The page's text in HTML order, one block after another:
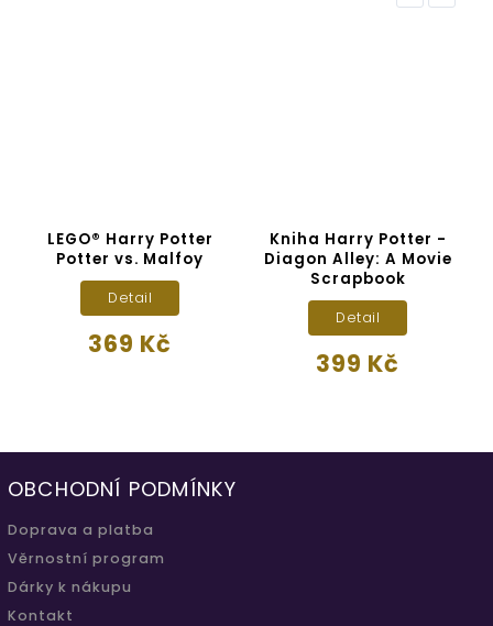
LEGO® Harry Potter
Potter vs. Malfoy
369 Kč
Detail
Kniha Harry Potter -
Diagon Alley: A Movie
Scrapbook
399 Kč
Detail
OBCHODNÍ PODMÍNKY
Doprava a platba
Věrnostní program
Dárky k nákupu
Kontakt